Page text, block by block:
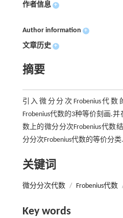
作者信息 +
Author information +
文章历史 +
摘要
引入微分分次Frobenius代
Frobenius代数的3种等价刻画.
数上的微分分次Frobenius代数
分分次Frobenius代数的等价分类.
关键词
微分分次代数 / Frobenius代数
Key words